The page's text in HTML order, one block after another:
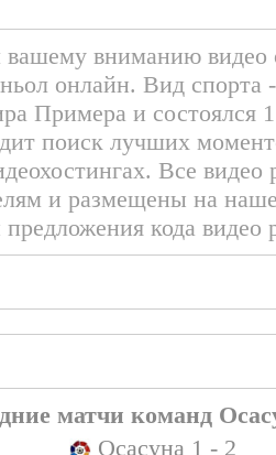
вниманию видео
онлайн. Вид
Примера и состоялся
поиск лучших
Все видео
и размещены на
кода видео
матчи команд
Осасуна 1 - 2